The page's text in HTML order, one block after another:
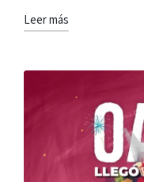
Leer más